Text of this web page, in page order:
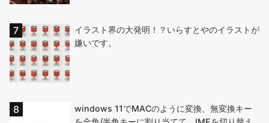
イラスト界の大発明！？いらすとやのイラストが
嫌いです。
windows 11でMACのように変換、無変換キー